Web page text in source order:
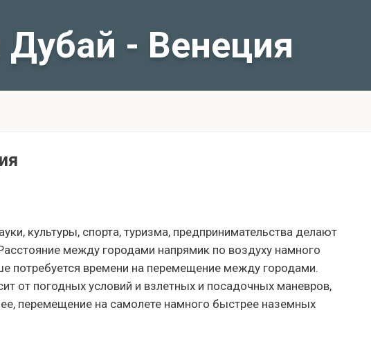
- Венеция
культуры, спорта, туризма, предпринимательства делают
между городами напрямик по воздуху намного
потребуется времени на перемещение между городами.
от погодных условий и взлетных и посадочных маневров,
перемещение на самолете намного быстрее наземных